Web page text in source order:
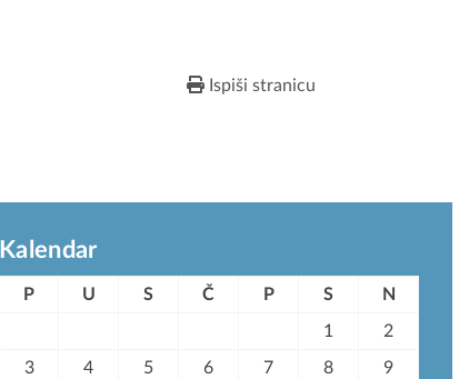
Ispiši stranicu
Kalendar
P U S Č P S N
1 2
3 4 5 6 7 8 9